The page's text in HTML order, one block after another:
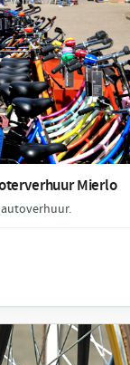
Mierlo